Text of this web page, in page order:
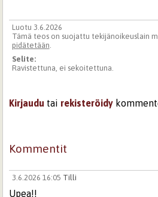
Luotu 3.6.2026
Tämä teos on suojattu tekijänoikeuslain
pidätetään
Selite:
Ravistettuna, ei sekoitettuna.
Kirjaudu tai rekisteröidy
Kommentit
3.6.2026 16:05 Tilli
Upea!!